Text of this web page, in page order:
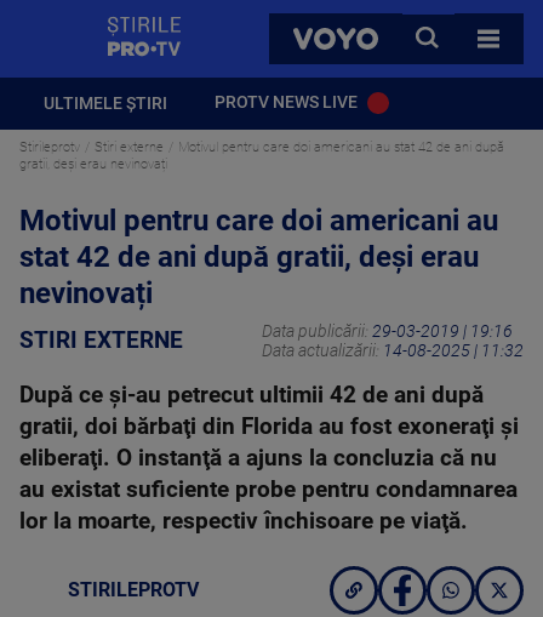
VOYO
CAUTA
TOATE
ULTIMELE ȘTIRI PROTV NEWS LIVE
Stirileprotv Stiri externe
Motivul pentru care doi americani au stat 42 de ani după
gratii, deși erau nevinovați
Motivul pentru care doi americani au
stat 42 de ani după gratii, deși erau
nevinovați
STIRI EXTERNE Data publicării: 29-03-2019 | 19:16
Data actualizării: 14-08-2025 | 11:32
După ce şi-au petrecut ultimii 42 de ani după
gratii, doi bărbaţi din Florida au fost exoneraţi şi
eliberaţi. O instanţă a ajuns la concluzia că nu
au existat suficiente probe pentru condamnarea
lor la moarte, respectiv închisoare pe viaţă.
STIRILEPROTV